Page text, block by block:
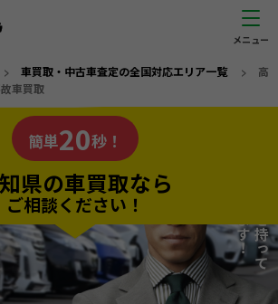
車買取・中古車査定の全国対応エリア一覧> 高
車買取
買取なら 私たちが責任を持って
査定いたします！
簡単20秒！
県の車買取なら
ご相談ください！